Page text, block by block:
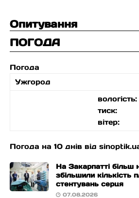
Опитування
ПОГОДА
Погода
Ужгород
вологість:
тиск:
вітер:
Погода на 10 днів від
На Закарпатті більш
збільшили кількість
стентувань серця
07.08.2026